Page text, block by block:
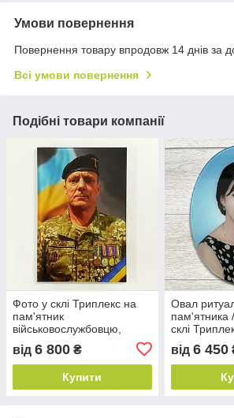
Умови повернення
Повернення товару впродовж 14 днів за
Всі умови повернення
Подібні товари компанії
Фото у склі Триплекс на
пам'ятник
військовослужбовцю,
40х60 см, товщина 12 мм
(6+6)
від 6 800 ₴
Купити
Овал
пам'ятника
склі
від 6 450